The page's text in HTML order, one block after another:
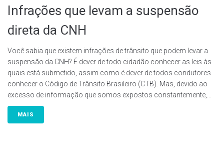
Infrações que levam a suspensão
direta da CNH
Você sabia que existem infrações de trânsito que podem levar a
suspensão da CNH? É dever de todo cidadão conhecer as leis às
quais está submetido, assim como é dever de todos condutores
conhecer o Código de Trânsito Brasileiro (CTB). Mas, devido ao
excesso de informação que somos expostos constantemente,...
MAIS